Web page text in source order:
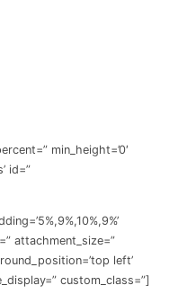
min_height=’0′
id=”
attachment_size=”
left’
custom_class=”]